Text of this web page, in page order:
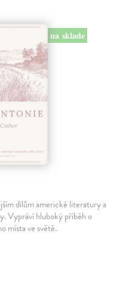
na sklade
dílům americké literatury a
Vypráví hluboký příběh o
místa ve světě.